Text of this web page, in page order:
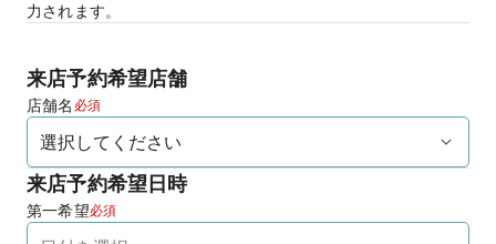
力されます。
来店予約希望店舗
店舗名 必須
来店予約希望日時
第一希望必須